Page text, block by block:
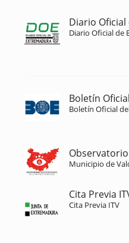
Diario
Diario Oficial de
Boletín
Boletín Oficial
Municipio de
Cita Previa
Cita Previa ITV